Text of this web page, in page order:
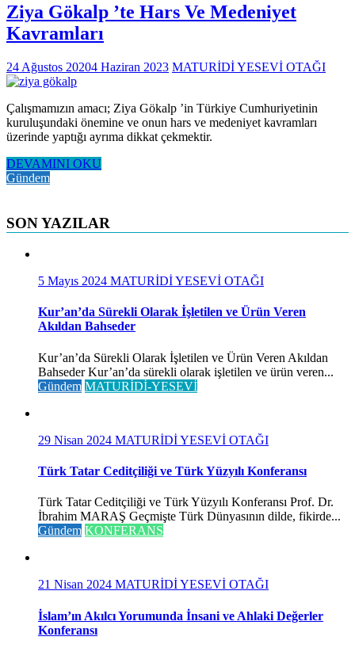
Ziya Gökalp ’te Hars Ve Medeniyet
Kavramları
24 Ağustos 20204 Haziran 2023 MATURİDİ YESEVİ OTAĞI
Çalışmamızın amacı; Ziya Gökalp ’in Türkiye Cumhuriyetinin
kuruluşundaki önemine ve onun hars ve medeniyet kavramları
üzerinde yaptığı ayrıma dikkat çekmektir.
DEVAMINI OKU
Gündem
SON YAZILAR
5 Mayıs 2024 MATURİDİ YESEVİ OTAĞI
Kur’an’da Sürekli Olarak İşletilen ve Ürün Veren
Akıldan Bahseder
Kur’an’da Sürekli Olarak İşletilen ve Ürün Veren Akıldan
Bahseder Kur’an’da sürekli olarak işletilen ve ürün veren...
Gündem MATURİDİ-YESEVİ
29 Nisan 2024 MATURİDİ YESEVİ OTAĞI
Türk Tatar Ceditçiliği ve Türk Yüzyılı Konferansı
Türk Tatar Ceditçiliği ve Türk Yüzyılı Konferansı Prof. Dr.
İbrahim MARAŞ Geçmişte Türk Dünyasının dilde, fikirde...
Gündem KONFERANS
21 Nisan 2024 MATURİDİ YESEVİ OTAĞI
İslam’ın Akılcı Yorumunda İnsani ve Ahlaki Değerler
Konferansı